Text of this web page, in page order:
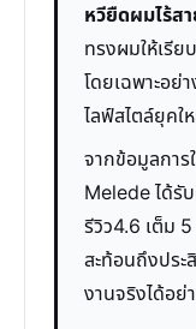
หวียืดผมไร้ส
ทรงผมให้เรีย
โดยเฉพาะอย่
ไลฟ์สไตล์ยุคใ
จากข้อมูลการ
Melede ได้รั
รีวิว4.6 เต็ม
สะท้อนถึงประ
งานจริงได้อย่